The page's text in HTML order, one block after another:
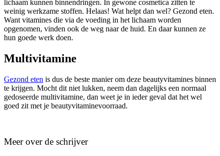
lichaam kunnen binnendringen. In gewone cosmetica zitten te
weinig werkzame stoffen. Helaas! Wat helpt dan wel? Gezond eten.
Want vitamines die via de voeding in het lichaam worden
opgenomen, vinden ook de weg naar de huid. En daar kunnen ze
hun goede werk doen.
Multivitamine
Gezond eten is dus de beste manier om deze beautyvitamines binnen
te krijgen. Mocht dit niet lukken, neem dan dagelijks een normaal
gedoseerde multivitamine, dan weet je in ieder geval dat het wel
goed zit met je beautyvitaminevoorraad.
Meer over de schrijver